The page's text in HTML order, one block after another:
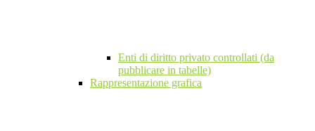
Enti di diritto privato controllati (da
pubblicare in tabelle)
Rappresentazione grafica